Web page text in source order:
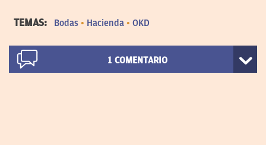
TEMAS: Bodas Hacienda OKD
1 COMENTARIO